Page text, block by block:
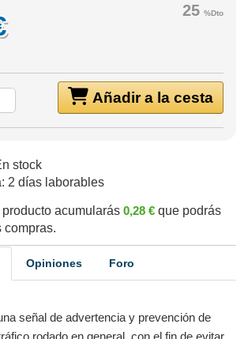
25 %Dto
Añadir a la cesta
stock
2 días laborables
acumularás 0,28 € que podrás
compras.
Opiniones Foro
señal de advertencia y prevención de
rodado en general, con el fin de evitar